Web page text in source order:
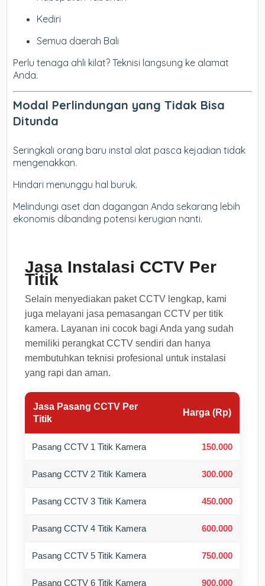
Kediri
Semua daerah Bali
Perlu tenaga ahli kilat? Teknisi langsung ke alamat
Anda.
Modal Perlindungan yang Tidak Bisa
Ditunda
Seringkali orang baru instal alat pasca kejadian tidak
mengenakkan.
Hindari menunggu hal buruk.
Melindungi aset dan dagangan Anda sekarang lebih
ekonomis dibanding potensi kerugian nanti.
Jasa Instalasi CCTV Per
Titik
Selain menyediakan paket CCTV lengkap, kami
juga melayani jasa pemasangan CCTV per titik
kamera. Layanan ini cocok bagi Anda yang sudah
memiliki perangkat CCTV sendiri dan hanya
membutuhkan teknisi profesional untuk instalasi
yang rapi dan aman.
Jasa Pasang CCTV Per
Titik
Harga (Rp)
Pasang CCTV 1 Titik Kamera 150.000
Pasang CCTV 2 Titik Kamera 300.000
Pasang CCTV 3 Titik Kamera 450.000
Pasang CCTV 4 Titik Kamera 600.000
Pasang CCTV 5 Titik Kamera 750.000
Pasang CCTV 6 Titik Kamera 900.000